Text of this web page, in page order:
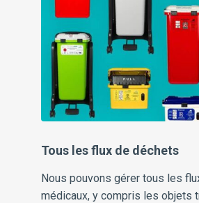
Tous les flux de déchets
Nous pouvons gérer tous les
médicaux, y compris les objets